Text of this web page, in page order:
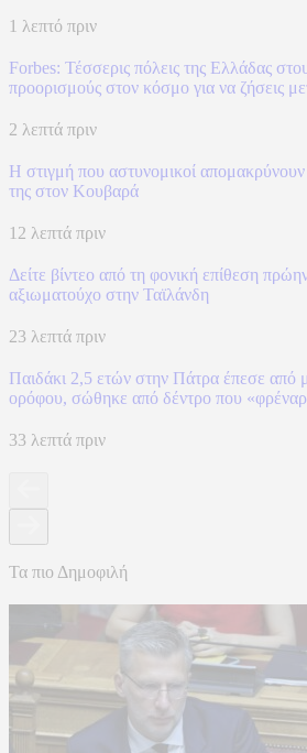
1 λεπτό πριν
Forbes: Τέσσερις πόλεις της Ελλάδας
προορισμούς στον κόσμο για να ζήσεις
2 λεπτά πριν
Η στιγμή που αστυνομικοί απομακρύνουν
της στον Κουβαρά
12 λεπτά πριν
Δείτε βίντεο από τη φονική επίθεση
αξιωματούχο στην Ταϊλάνδη
23 λεπτά πριν
Παιδάκι 2,5 ετών στην Πάτρα έπεσε από
ορόφου, σώθηκε από δέντρο που
33 λεπτά πριν
Τα πιο Δημοφιλή